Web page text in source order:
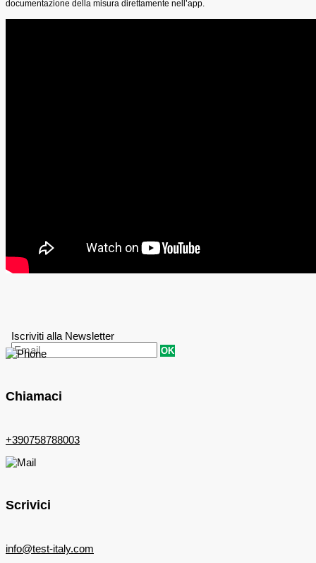
documentazione della misura direttamente nell’app.
Iscriviti alla Newsletter
OK
Chiamaci
+390758788003
Scrivici
info@test-italy.com